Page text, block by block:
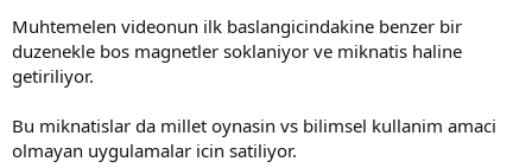
Muhtemelen videonun ilk baslangicindakine benzer bir
duzenekle bos magnetler soklaniyor ve miknatis haline
getiriliyor.
Bu miknatislar da millet oynasin vs bilimsel kullanim amaci
olmayan uygulamalar icin satiliyor.